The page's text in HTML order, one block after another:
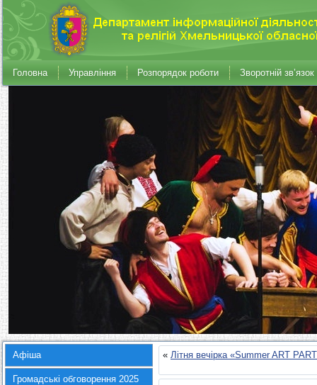
Головна Управління Розпорядок роботи Зворотній зв’язок
Афіша
Громадські обговорення 2025
« Літня вечірка «Summer ART